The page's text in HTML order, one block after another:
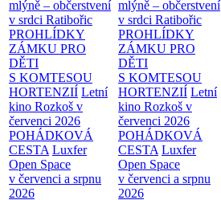
mlýně – občerstvení
v srdci Ratibořic
PROHLÍDKY
ZÁMKU PRO
DĚTI
S KOMTESOU
HORTENZIÍ Letní
kino Rozkoš v
červenci 2026
POHÁDKOVÁ
CESTA Luxfer
Open Space
v červenci a srpnu
2026
mlýně – občerstvení
v srdci Ratibořic
PROHLÍDKY
ZÁMKU PRO
DĚTI
S KOMTESOU
HORTENZIÍ Letní
kino Rozkoš v
červenci 2026
POHÁDKOVÁ
CESTA Luxfer
Open Space
v červenci a srpnu
2026